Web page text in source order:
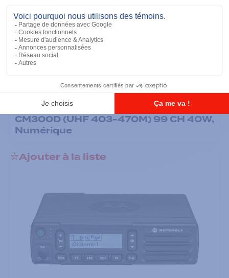
Radios mobiles
CM300D (UHF 403-470M) 99 CH 40W,
Numérique
Ajouter à la liste